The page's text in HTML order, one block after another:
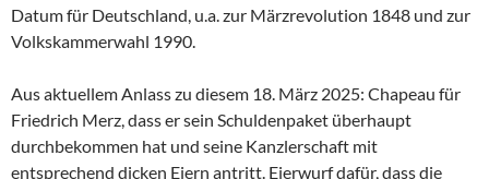
Datum für Deutschland, u.a. zur Märzrevolution 1848 und zur
Volkskammerwahl 1990.
Aus aktuellem Anlass zu diesem 18. März 2025: Chapeau für
Friedrich Merz, dass er sein Schuldenpaket überhaupt
durchbekommen hat und seine Kanzlerschaft mit
entsprechend dicken Eiern antritt. Eierwurf dafür, dass die